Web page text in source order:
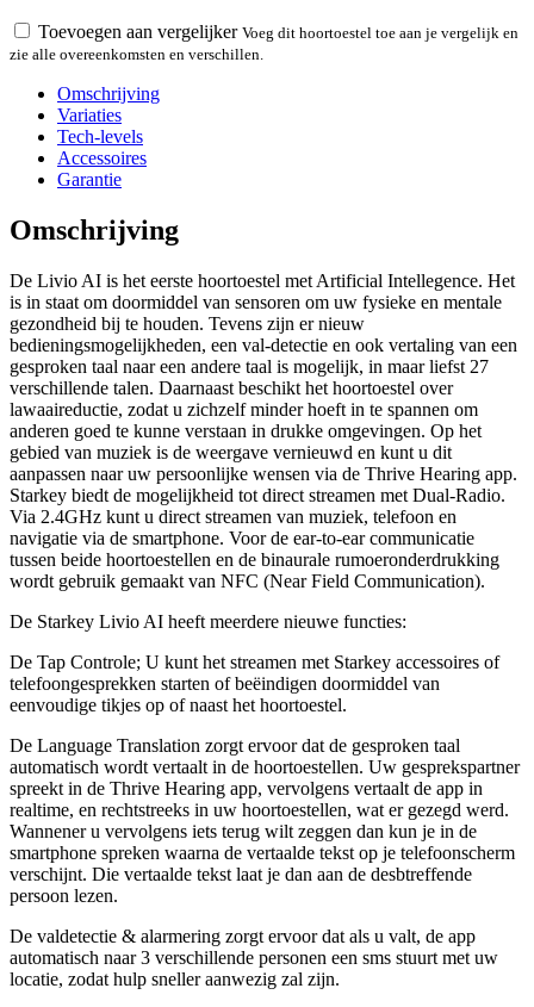
Toevoegen aan vergelijker Voeg dit hoortoestel toe aan je vergelijk en
zie alle overeenkomsten en verschillen.
Omschrijving
Variaties
Tech-levels
Accessoires
Garantie
Omschrijving
De Livio AI is het eerste hoortoestel met Artificial Intellegence. Het
is in staat om doormiddel van sensoren om uw fysieke en mentale
gezondheid bij te houden. Tevens zijn er nieuw
bedieningsmogelijkheden, een val-detectie en ook vertaling van een
gesproken taal naar een andere taal is mogelijk, in maar liefst 27
verschillende talen. Daarnaast beschikt het hoortoestel over
lawaaireductie, zodat u zichzelf minder hoeft in te spannen om
anderen goed te kunne verstaan in drukke omgevingen. Op het
gebied van muziek is de weergave vernieuwd en kunt u dit
aanpassen naar uw persoonlijke wensen via de Thrive Hearing app.
Starkey biedt de mogelijkheid tot direct streamen met Dual-Radio.
Via 2.4GHz kunt u direct streamen van muziek, telefoon en
navigatie via de smartphone. Voor de ear-to-ear communicatie
tussen beide hoortoestellen en de binaurale rumoeronderdrukking
wordt gebruik gemaakt van NFC (Near Field Communication).
De Starkey Livio AI heeft meerdere nieuwe functies:
De Tap Controle; U kunt het streamen met Starkey accessoires of
telefoongesprekken starten of beëindigen doormiddel van
eenvoudige tikjes op of naast het hoortoestel.
De Language Translation zorgt ervoor dat de gesproken taal
automatisch wordt vertaalt in de hoortoestellen. Uw gesprekspartner
spreekt in de Thrive Hearing app, vervolgens vertaalt de app in
realtime, en rechtstreeks in uw hoortoestellen, wat er gezegd werd.
Wannener u vervolgens iets terug wilt zeggen dan kun je in de
smartphone spreken waarna de vertaalde tekst op je telefoonscherm
verschijnt. Die vertaalde tekst laat je dan aan de desbtreffende
persoon lezen.
De valdetectie & alarmering zorgt ervoor dat als u valt, de app
automatisch naar 3 verschillende personen een sms stuurt met uw
locatie, zodat hulp sneller aanwezig zal zijn.